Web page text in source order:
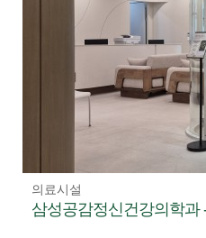
의료시설
삼성공감정신건강의학과